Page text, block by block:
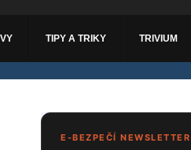
TIPY A TRIKY TRIVIUM
E-BEZPEČÍ NEWSLETTER